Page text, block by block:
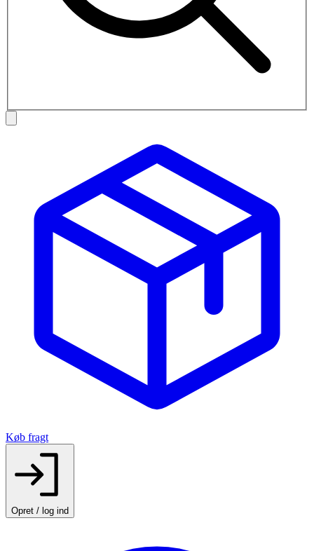
Køb fragt
Opret / log ind